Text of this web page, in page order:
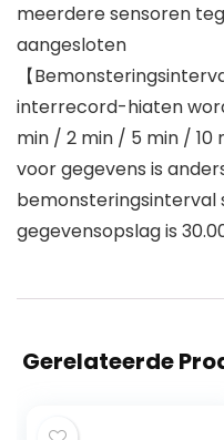
meerdere sensoren
aangesloten
【
interrecord-hiaten
min / 2 min / 5 min / 10
voor gegevens is
bemonsteringsinterval
gegevensopslag is
Gerelateerde